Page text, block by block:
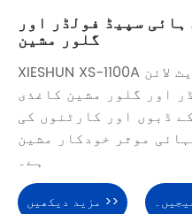
ہائی سپیڈ فولڈر اور
گلور مشین
XIESHUN XS-1100A اعلیٰ معیار کی سٹریٹ لائن
اور گلور مشین کاغذی
ڈبوں اور کارٹنوں کی
موثر خودکار مشین
ہے۔
مزید دیکھیں >>